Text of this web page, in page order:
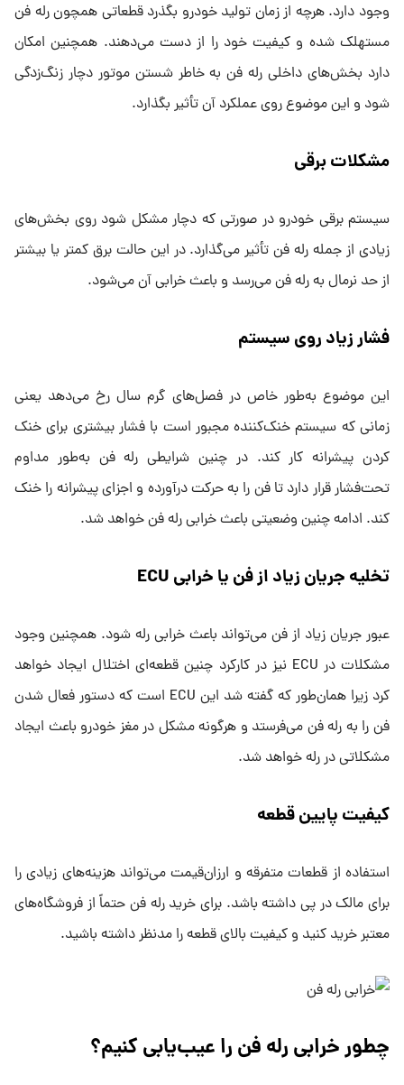
وجود دارد. هرچه از زمان تولید خودرو بگذرد قطعاتی همچون رله فن
مستهلک شده و کیفیت خود را از دست می‌دهند. همچنین امکان
دارد بخش‌های داخلی رله فن به خاطر شستن موتور دچار زنگ‌زدگی
شود و این موضوع روی عملکرد آن تأثیر بگذارد.
مشکلات برقی
سیستم برقی خودرو در صورتی که دچار مشکل شود روی بخش‌های
زیادی از جمله رله فن تأثیر می‌گذارد. در این حالت برق کمتر یا بیشتر
از حد نرمال به رله فن می‌رسد و باعث خرابی آن می‌شود.
فشار زیاد روی سیستم
این موضوع به‌طور خاص در فصل‌های گرم سال رخ می‌دهد یعنی
زمانی که سیستم خنک‌کننده مجبور است با فشار بیشتری برای خنک
کردن پیشرانه کار کند. در چنین شرایطی رله فن به‌طور مداوم
تحت‌فشار قرار دارد تا فن را به حرکت درآورده و اجزای پیشرانه را خنک
کند. ادامه چنین وضعیتی باعث خرابی رله فن خواهد شد.
تخلیه جریان زیاد از فن یا خرابی ECU
عبور جریان زیاد از فن می‌تواند باعث خرابی رله شود. همچنین وجود
مشکلات در ECU نیز در کارکرد چنین قطعه‌ای اختلال ایجاد خواهد
کرد زیرا همان‌طور که گفته شد این ECU است که دستور فعال شدن
فن را به رله فن می‌فرستد و هرگونه مشکل در مغز خودرو باعث ایجاد
مشکلاتی در رله خواهد شد.
کیفیت پایین قطعه
استفاده از قطعات متفرقه و ارزان‌قیمت می‌تواند هزینه‌های زیادی را
برای مالک در پی داشته باشد. برای خرید رله فن حتماً از فروشگاه‌های
معتبر خرید کنید و کیفیت بالای قطعه را مدنظر داشته باشید.
چطور خرابی رله فن را عیب‌یابی کنیم؟